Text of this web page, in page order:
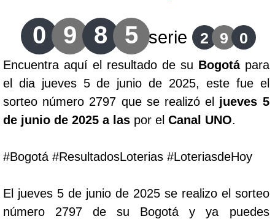
Lotería del Cauca
Lotería de Boyaca
Extra de Colombia
Antioqueñita Día
Antioqueñita Tarde
Astro Sol
0 9 8 5 serie 2 9 0
Encuentra aquí el resultado de su Bogotápara
el dia jueves 5 de junio de 2025, este fue el
sorteo número 2797 que se realizó el jueves 5
de junio de 2025 a las por el Canal UNO.
#Bogotá #ResultadosLoterias #LoteriasdeHoy
El jueves 5 de junio de 2025 se realizo el sorteo
número 2797 de su Bogotá y ya puedes